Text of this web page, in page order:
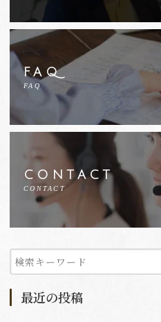
FAQ
FAQ
CONTACT
CONTACT
最近の投稿